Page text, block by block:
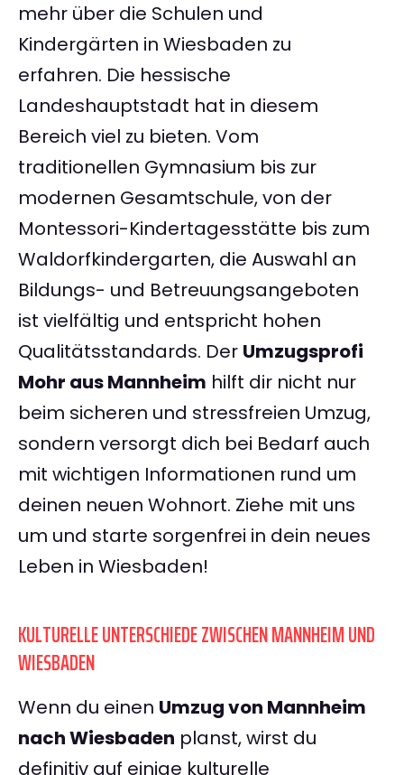
mehr über die Schulen und
Kindergärten in Wiesbaden zu
erfahren. Die hessische
Landeshauptstadt hat in diesem
Bereich viel zu bieten. Vom
traditionellen Gymnasium bis zur
modernen Gesamtschule, von der
Montessori-Kindertagesstätte bis zum
Waldorfkindergarten, die Auswahl an
Bildungs- und Betreuungsangeboten
ist vielfältig und entspricht hohen
Qualitätsstandards. Der Umzugsprofi
Mohr aus Mannheim hilft dir nicht nur
beim sicheren und stressfreien Umzug,
sondern versorgt dich bei Bedarf auch
mit wichtigen Informationen rund um
deinen neuen Wohnort. Ziehe mit uns
um und starte sorgenfrei in dein neues
Leben in Wiesbaden!
KULTURELLE UNTERSCHIEDE ZWISCHEN MANNHEIM UND
WIESBADEN
Wenn du einen Umzug von Mannheim
nach Wiesbaden planst, wirst du
definitiv auf einige kulturelle